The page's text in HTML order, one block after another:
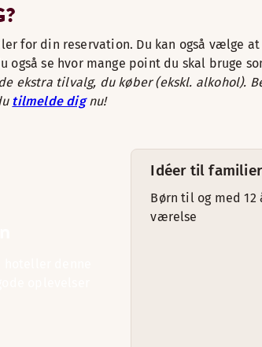
for din reservation. Du kan også vælge
også se hvor mange point du skal bruge
ekstra tilvalg, du køber (ekskl.
tilmelde dignu!
Idéer til familier
Børn til og med 12
værelse